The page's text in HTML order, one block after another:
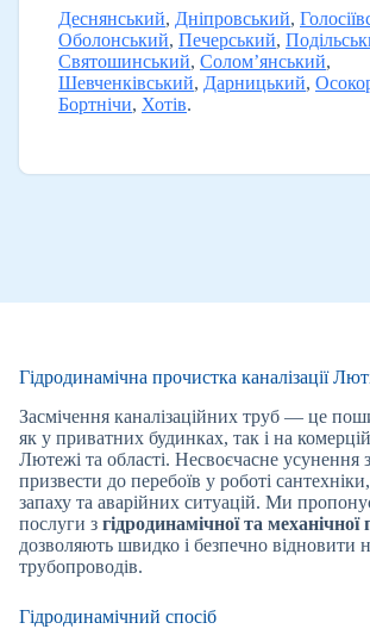
Деснянський, Дніпровський,
Оболонський, Печерський,
Святошинський, Солом’янський,
Шевченківський, Дарницький,
Бортнічи, Хотів.
Гідродинамічна прочистка каналізації
Засмічення каналізаційних труб — це
як у приватних будинках, так і на
Лютежі та області. Несвоєчасне усунення
призвести до перебоїв у роботі
запаху та аварійних ситуацій. Ми
послуги з гідродинамічної та
дозволяють швидко і безпечно відновити
трубопроводів.
Гідродинамічний спосіб